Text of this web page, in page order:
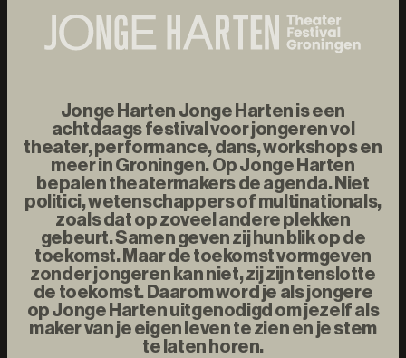
Jonge Harten Jonge Harten is een
achtdaags festival voor jongeren vol
theater, performance, dans, workshops en
meer in Groningen. Op Jonge Harten
bepalen theatermakers de agenda. Niet
politici, wetenschappers of multinationals,
zoals dat op zoveel andere plekken
gebeurt. Samen geven zij hun blik op de
toekomst. Maar de toekomst vormgeven
zonder jongeren kan niet, zij zijn tenslotte
de toekomst. Daarom word je als jongere
op Jonge Harten uitgenodigd om jezelf als
maker van je eigen leven te zien en je stem
te laten horen.